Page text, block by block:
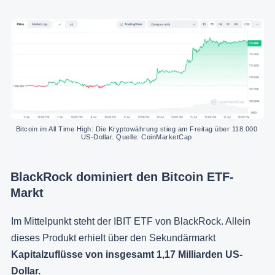
Bitcoin im All Time High: Die Kryptowährung stieg am Freitag über 118.000
US-Dollar. Quelle: CoinMarketCap
BlackRock dominiert den Bitcoin ETF-
Markt
Im Mittelpunkt steht der IBIT ETF von BlackRock. Allein
dieses Produkt erhielt über den Sekundärmarkt
Kapitalzuflüsse von insgesamt 1,17 Milliarden US-
Dollar.